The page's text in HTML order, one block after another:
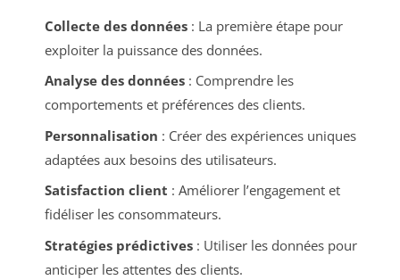
Collecte des données: La première étape pour
exploiter la puissance des données.
Analyse des données: Comprendre les
comportements et préférences des clients.
Personnalisation : Créer des expériences uniques
adaptées aux besoins des utilisateurs.
Satisfaction client : Améliorer l’engagement et
fidéliser les consommateurs.
Stratégies prédictives: Utiliser les données pour
anticiper les attentes des clients.